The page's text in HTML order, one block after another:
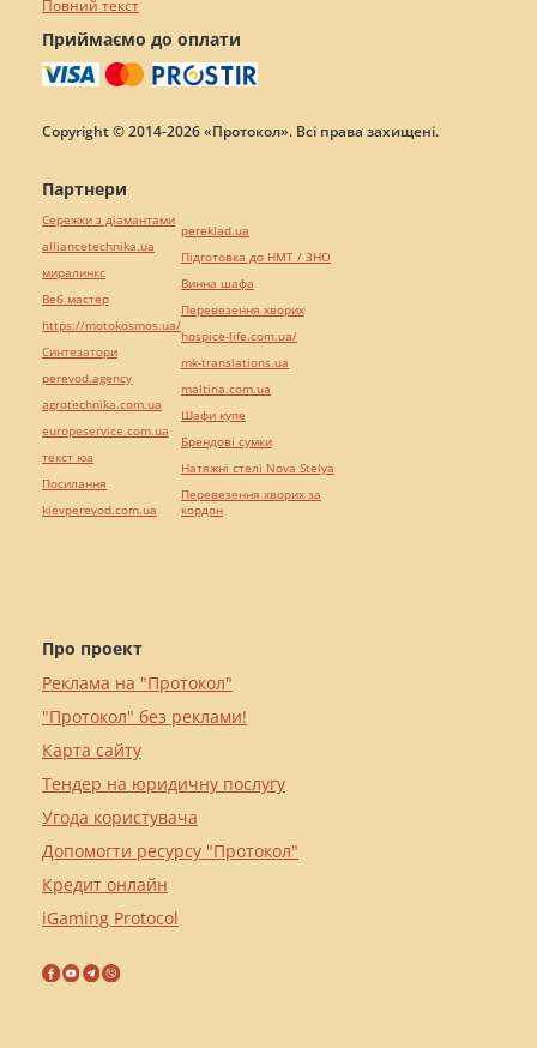
Повний текст
Приймаємо до оплати
Copyright © 2014-2026 «Протокол». Всі права захищені.
Про проект
Реклама на "Протокол"
"Протокол" без реклами!
Карта сайту
Тендер на юридичну послугу
Угода користувача
Допомогти ресурсу "Протокол"
Кредит онлайн
iGaming Protocol
Партнери
Сережки з діамантами
alliancetechnika.ua
миралинкс
Веб мастер
https://motokosmos.ua/
Синтезатори
perevod.agency
agrotechnika.com.ua
europeservice.com.ua
текст юа
Посилання
kievperevod.com.ua
pereklad.ua
Підготовка до НМТ / ЗНО
Винна шафа
Перевезення хворих
hospice-life.com.ua/
mk-translations.ua
maltina.com.ua
Шафи купе
Брендові сумки
Натяжні стелі Nova Stelya
Перевезення хворих за
кордон